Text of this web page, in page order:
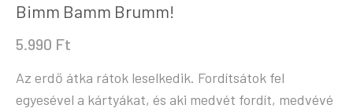
Bimm Bamm Brumm!
5.990 Ft
Az erdő átka rátok leselkedik. Fordítsátok fel
egyesével a kártyákat, és aki medvét fordít, medvévé